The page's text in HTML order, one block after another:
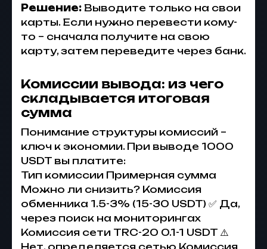
Решение: Выводите только на свои
карты. Если нужно перевести кому-
то – сначала получите на свою
карту, затем переведите через банк.
Комиссии вывода: из чего
складывается итоговая
сумма
Понимание структуры комиссий –
ключ к экономии. При выводе 1000
USDT вы платите:
Тип комиссии Примерная сумма
Можно ли снизить? Комиссия
обменника 1.5-3% (15-30 USDT) ✅ Да,
через поиск на мониторингах
Комиссия сети TRC-20 0.1-1 USDT ⚠️
Нет, определяется сетью Комиссия